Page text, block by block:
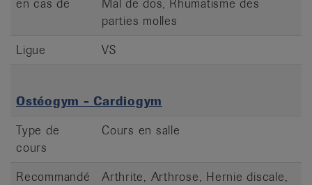
en cas de
Mal de dos, Rhumatisme des
parties molles
Ligue
VS
Ostéogym - Cardiogym
Type de
cours
Cours en salle
Recommandé
Arthrite, Arthrose, Hernie discale,